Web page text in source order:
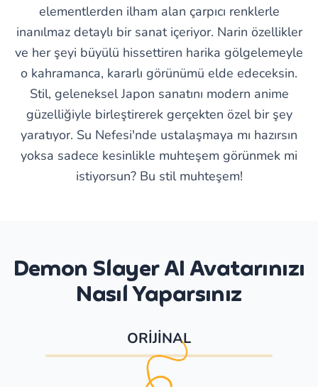
elementlerden ilham alan çarpıcı renklerle
inanılmaz detaylı bir sanat içeriyor. Narin özellikler
ve her şeyi büyülü hissettiren harika gölgelemeyle
o kahramanca, kararlı görünümü elde edeceksin.
Stil, geleneksel Japon sanatını modern anime
güzelliğiyle birleştirerek gerçekten özel bir şey
yaratıyor. Su Nefesi'nde ustalaşmaya mı hazırsın
yoksa sadece kesinlikle muhteşem görünmek mi
istiyorsun? Bu stil muhteşem!
Demon Slayer AI Avatarınızı
Nasıl Yaparsınız
ORİJİNAL